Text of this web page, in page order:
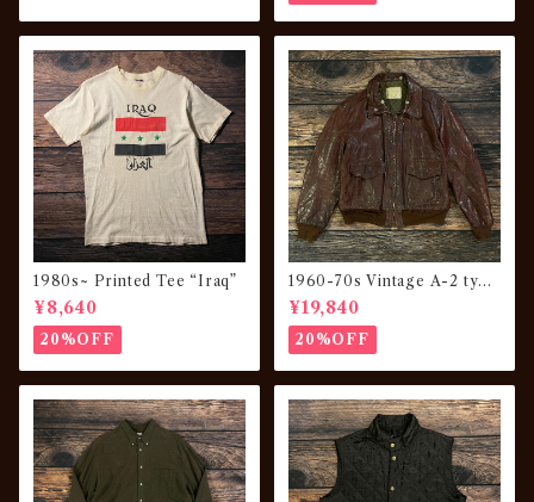
1980s~ Printed Tee “Iraq”
¥8,640
20%OFF
1960-70s Vintage A-2 type
Leather JKT "襤褸"
¥19,840
20%OFF